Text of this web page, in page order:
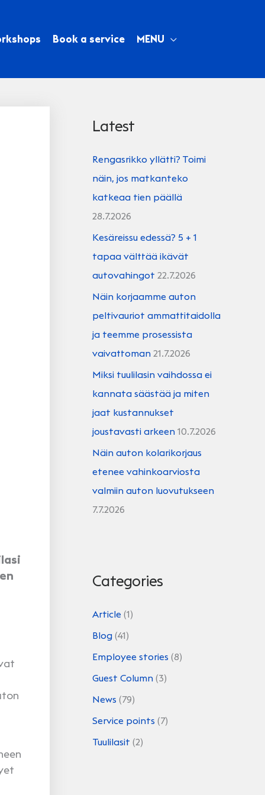
Book a service MENU
Latest
Rengasrikko yllätti? Toimi
näin, jos matkanteko
katkeaa tien päällä
28.7.2026
Kesäreissu edessä? 5 + 1
tapaa välttää ikävät
autovahingot 22.7.2026
Näin korjaamme auton
peltivauriot ammattitaidolla
ja teemme prosessista
vaivattoman 21.7.2026
Miksi tuulilasin vaihdossa ei
kannata säästää ja miten
jaat kustannukset
joustavasti arkeen 10.7.2026
Näin auton kolarikorjaus
etenee vahinkoarviosta
valmiin auton luovutukseen
7.7.2026
Categories
Article (1)
Blog (41)
Employee stories (8)
Guest Column (3)
News (79)
Service points (7)
Tuulilasit (2)